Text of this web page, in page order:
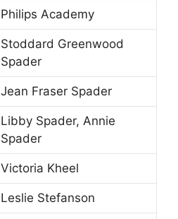
Philips Academy
Stoddard Greenwood
Spader
Jean Fraser Spader
Libby Spader, Annie
Spader
Victoria Kheel
Leslie Stefanson